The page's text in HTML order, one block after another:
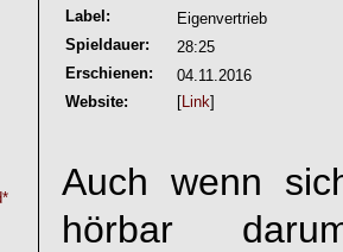
Label:
Eigenvertrieb
Spieldauer:
28:25
Erschienen:
04.11.2016
Website:
[Link]
Auch wenn
hörbar